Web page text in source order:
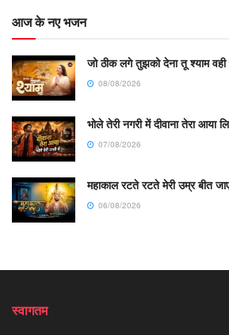
आज के नए भजन
जो ठीक लगे तुझको देना तू श्याम वही
08/08/2026
भोले तेरी नगरी में दीवाना तेरा आया
07/08/2026
महाकाल रटते रटते मेरी उम्र बीत
06/08/2026
स्वागतम